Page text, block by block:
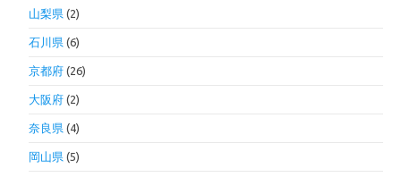
山梨県 (2)
石川県 (6)
京都府 (26)
大阪府 (2)
奈良県 (4)
岡山県 (5)